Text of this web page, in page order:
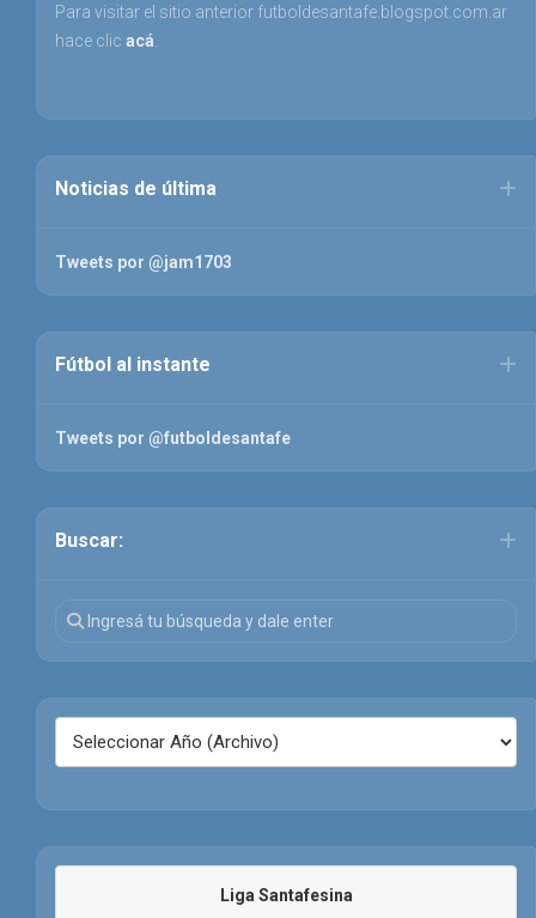
Para visitar el sitio anterior futboldesantafe.blogspot.com.ar
hace clic acá
Noticias de última
Tweets por @jam1703
Fútbol al instante
Tweets por @futboldesantafe
Buscar:
Liga Santafesina